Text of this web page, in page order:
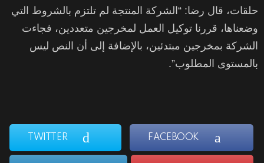
حلقات، قال رضا: “الشركة المنتجة لم تلتزم بالشروط التي
وضعناها، قررنا توكيل العمل لمخرجين متعددين، فجاءت
الشركة بمخرجين مبتدئين، بالإضافة إلى أن النص ليس
بالمستوى المطلوب”.
FACEBOOK
TWITTER